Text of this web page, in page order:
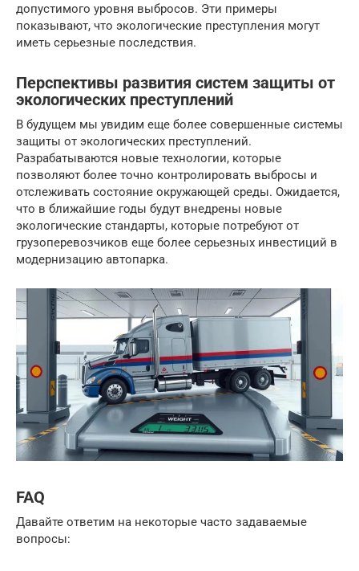
допустимого уровня выбросов. Эти примеры
показывают, что экологические преступления могут
иметь серьезные последствия.
Перспективы развития систем защиты от
экологических преступлений
В будущем мы увидим еще более совершенные системы
защиты от экологических преступлений.
Разрабатываются новые технологии, которые
позволяют более точно контролировать выбросы и
отслеживать состояние окружающей среды. Ожидается,
что в ближайшие годы будут внедрены новые
экологические стандарты, которые потребуют от
грузоперевозчиков еще более серьезных инвестиций в
модернизацию автопарка.
FAQ
Давайте ответим на некоторые часто задаваемые
вопросы: